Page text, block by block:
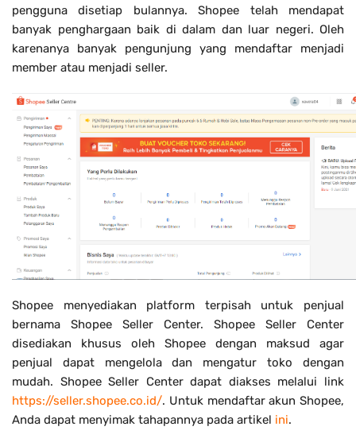
pengguna disetiap bulannya. Shopee telah mendapat
banyak penghargaan baik di dalam dan luar negeri. Oleh
karenanya banyak pengunjung yang mendaftar menjadi
member atau menjadi seller.
Shopee menyediakan platform terpisah untuk penjual
bernama Shopee Seller Center. Shopee Seller Center
disediakan khusus oleh Shopee dengan maksud agar
penjual dapat mengelola dan mengatur toko dengan
mudah. Shopee Seller Center dapat diakses melalui link
https://seller.shopee.co.id/. Untuk mendaftar akun Shopee,
Anda dapat menyimak tahapannya pada artikel ini.